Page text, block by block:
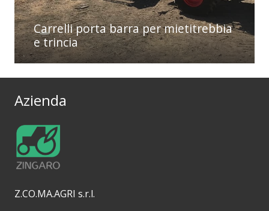
Carrelli porta barra per mietitrebbia
e trincia
Azienda
Z.CO.MA.AGRI s.r.l.